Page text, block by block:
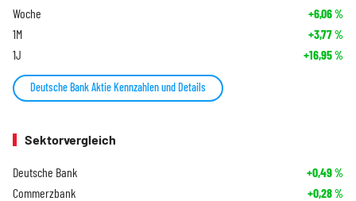
Woche +6,06%
1M +3,77%
1J +16,95%
Deutsche Bank Aktie Kennzahlen und Details
Sektorvergleich
Deutsche Bank +0,49%
Commerzbank +0,28%